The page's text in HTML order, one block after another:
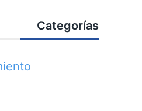
Categorías